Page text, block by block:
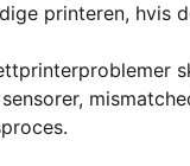
printeren, hvis